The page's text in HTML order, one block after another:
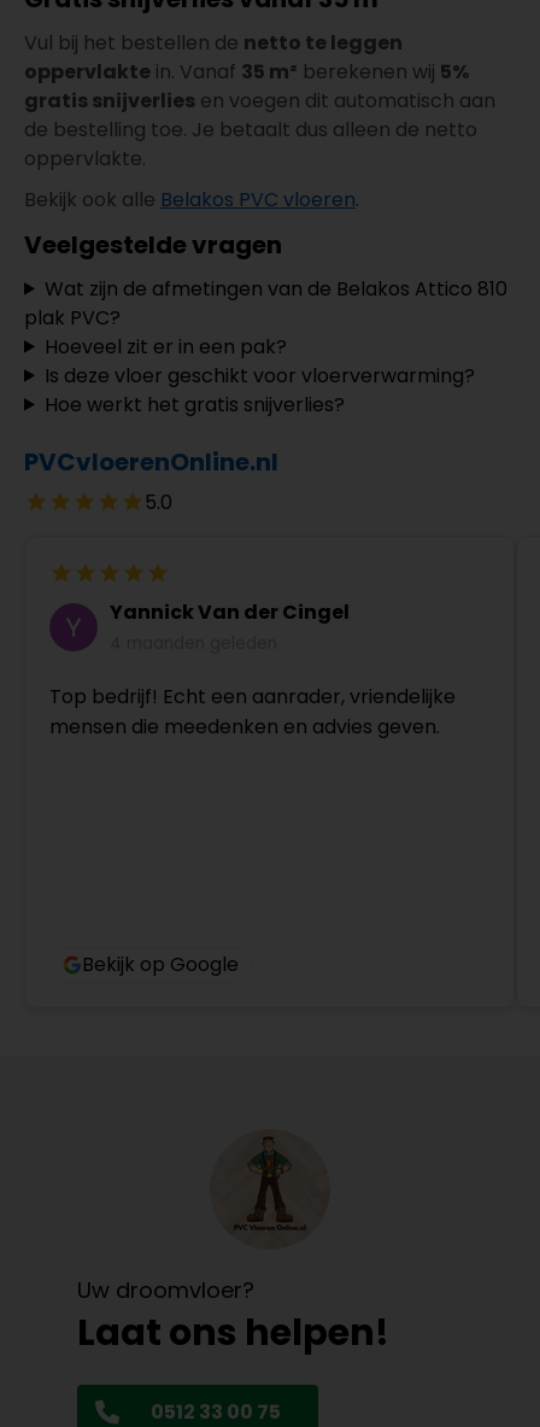
Vul bij het bestellen de netto te leggen
oppervlakte in. Vanaf 35 m² berekenen wij 5%
gratis snijverlies en voegen dit automatisch aan
de bestelling toe. Je betaalt dus alleen de netto
oppervlakte.
Bekijk ook alle Belakos PVC vloeren.
Veelgestelde vragen
Wat zijn de afmetingen van de Belakos Attico 810
plak PVC?
Hoeveel zit er in een pak?
Is deze vloer geschikt voor vloerverwarming?
Hoe werkt het gratis snijverlies?
PVCvloerenOnline.nl
5.0
Yannick Van der Cingel
Top bedrijf! Echt een aanrader, vriendelijke
mensen die meedenken en advies geven.
Bekijk op Google
Uw droomvloer?
Laat ons helpen!
0512 33 00 75